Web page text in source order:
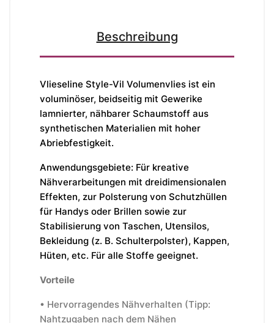
Beschreibung
Vlieseline Style-Vil Volumenvlies ist ein
voluminöser, beidseitig mit Gewerike
lamnierter, nähbarer Schaumstoff aus
synthetischen Materialien mit hoher
Abriebfestigkeit.
Anwendungsgebiete: Für kreative
Nähverarbeitungen mit dreidimensionalen
Effekten, zur Polsterung von Schutzhüllen
für Handys oder Brillen sowie zur
Stabilisierung von Taschen, Utensilos,
Bekleidung (z. B. Schulterpolster), Kappen,
Hüten, etc. Für alle Stoffe geeignet.
Vorteile
• Hervorragendes Nähverhalten (Tipp:
Nahtzugaben nach dem Nähen